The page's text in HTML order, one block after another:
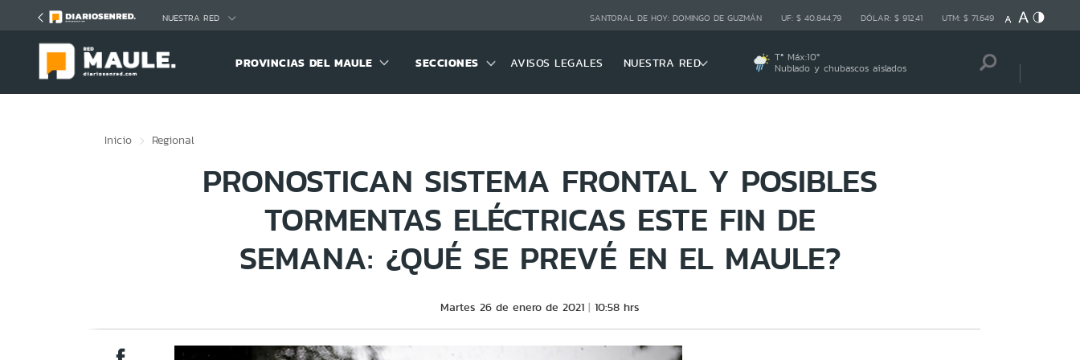
NUESTRA RED SANTORAL DE HOY: DOMINGO DE GUZMÁN UF: $ 40.844,79 DÓLAR: $ 912,41 UTM: $ 71.649
PROVINCIAS DEL MAULE SECCIONES AVISOS LEGALES NUESTRA RED Tª Máx:10º
Nublado y chubascos aislados
Inicio Regional
PRONOSTICAN SISTEMA FRONTAL Y POSIBLES
TORMENTAS ELÉCTRICAS ESTE FIN DE
SEMANA: ¿QUÉ SE PREVÉ EN EL MAULE?
Martes 26 de enero de 2021 10:58 hrs